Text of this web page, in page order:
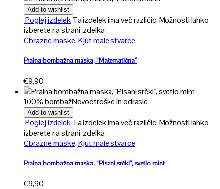
Add to wishlist
Poglej izdelekTa izdelek ima več različic. Možnosti lahko
izberete na strani izdelka
Obrazne maske,Kjut male stvarce
Pralna bombažna maska, “Matematična”
€9,90
100% bombažNovootroške in odrasle
Add to wishlist
Poglej izdelekTa izdelek ima več različic. Možnosti lahko
izberete na strani izdelka
Obrazne maske,Kjut male stvarce
Pralna bombažna maska, “Pisani srčki”, svetlo mint
€9,90